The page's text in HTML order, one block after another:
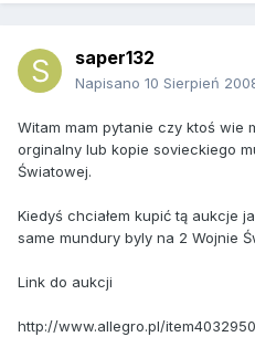
saper132
Napisano 10 Sierpień
Witam mam pytanie czy ktoś wie
orginalny lub kopie sovieckiego
Światowej.
Kiedyś chciałem kupić tą aukcje
same mundury byly na 2 Wojnie
Link do aukcji
http://www.allegro.pl/